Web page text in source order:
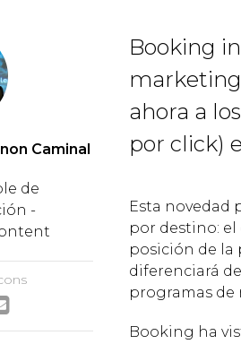
Booking
ahora a
por click)
Esta novedad
por destino:
posición de la
diferenciará
programas de
Booking ha
Caminal
de
-